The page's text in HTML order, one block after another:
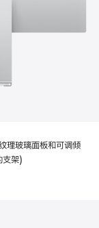
玻璃面板和可调倾
支架)